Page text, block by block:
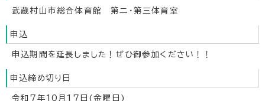
武蔵村山市総合体育館 第二・第三体育室
申込
申込期間を延長しました！ぜひ御参加ください！！
申込締め切り日
令和7年10月17日(金曜日)